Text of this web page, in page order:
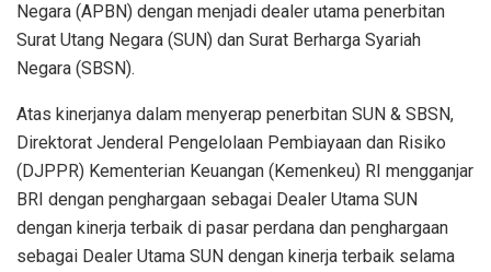
Negara (APBN) dengan menjadi dealer utama penerbitan
Surat Utang Negara (SUN) dan Surat Berharga Syariah
Negara (SBSN).
Atas kinerjanya dalam menyerap penerbitan SUN & SBSN,
Direktorat Jenderal Pengelolaan Pembiayaan dan Risiko
(DJPPR) Kementerian Keuangan (Kemenkeu) RI mengganjar
BRI dengan penghargaan sebagai Dealer Utama SUN
dengan kinerja terbaik di pasar perdana dan penghargaan
sebagai Dealer Utama SUN dengan kinerja terbaik selama